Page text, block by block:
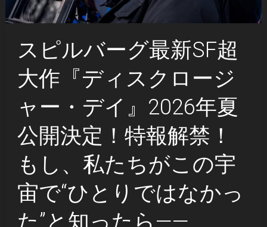
スピルバーグ最新SF超
大作『ディスクロージ
ャー・デイ』2026年夏
公開決定！特報解禁！
もし、私たちがこの宇
宙で“ひとりではなかっ
た”と知ったら——